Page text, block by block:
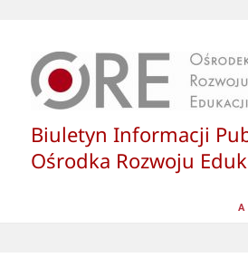
Biuletyn Informacji
Ośrodka Rozwoju
A